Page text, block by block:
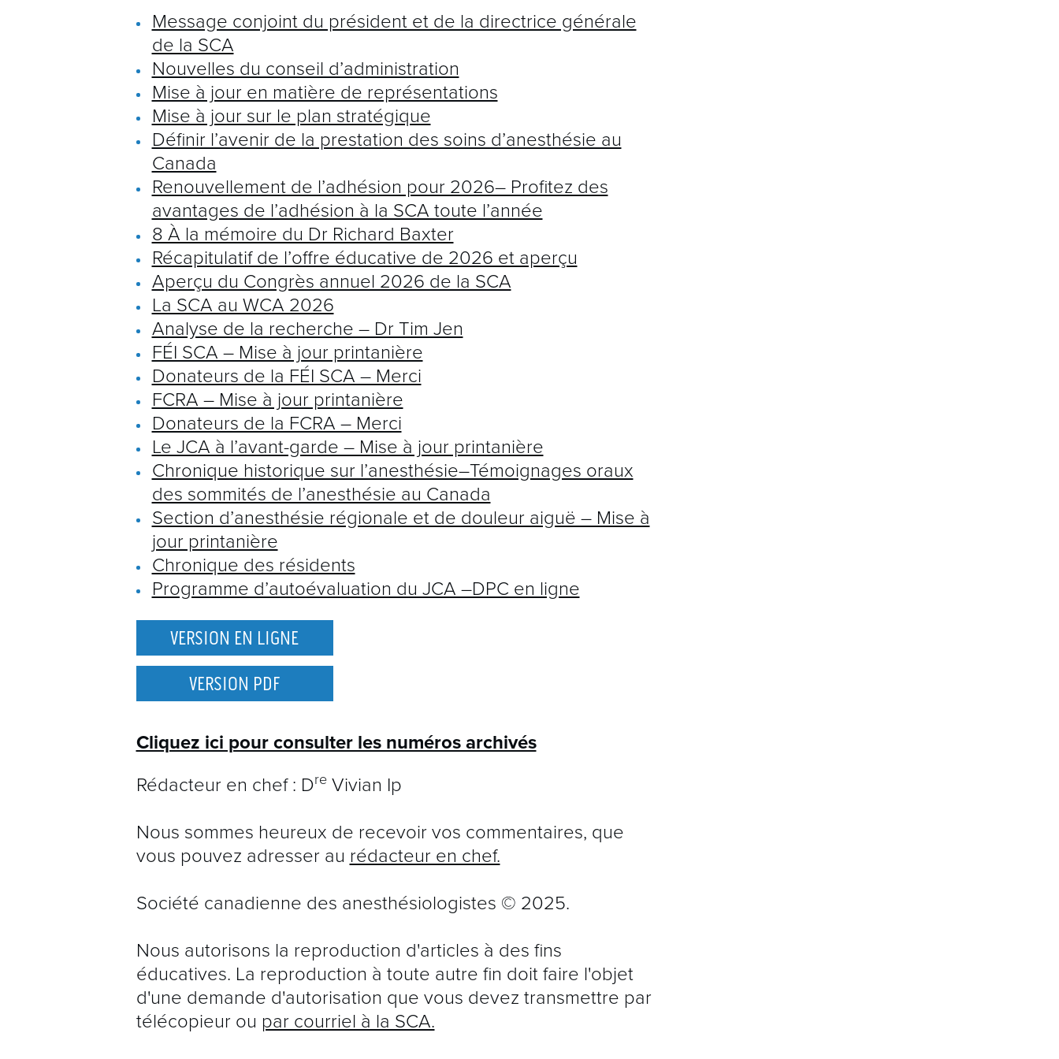
Message conjoint du président et de la directrice générale
de la SCA
Nouvelles du conseil d’administration
Mise à jour en matière de représentations
Mise à jour sur le plan stratégique
Définir l’avenir de la prestation des soins d’anesthésie au
Canada
Renouvellement de l’adhésion pour 2026– Profitez des
avantages de l’adhésion à la SCA toute l’année
8 À la mémoire du Dr Richard Baxter
Récapitulatif de l’offre éducative de 2026 et aperçu
Aperçu du Congrès annuel 2026 de la SCA
La SCA au WCA 2026
Analyse de la recherche – Dr Tim Jen
FÉI SCA – Mise à jour printanière
Donateurs de la FÉI SCA – Merci
FCRA – Mise à jour printanière
Donateurs de la FCRA – Merci
Le JCA à l’avant-garde – Mise à jour printanière
Chronique historique sur l’anesthésie–Témoignages oraux
des sommités de l’anesthésie au Canada
Section d’anesthésie régionale et de douleur aiguë – Mise à
jour printanière
Chronique des résidents
Programme d’autoévaluation du JCA –DPC en ligne
VERSION EN LIGNE
VERSION PDF
Cliquez ici pour consulter les numéros archivés
Rédacteur en chef : DreVivian Ip
Nous sommes heureux de recevoir vos commentaires, que
vous pouvez adresser au rédacteur en chef.
Société canadienne des anesthésiologistes © 2025.
Nous autorisons la reproduction d'articles à des fins
éducatives. La reproduction à toute autre fin doit faire l'objet
d'une demande d'autorisation que vous devez transmettre par
télécopieur ou par courriel à la SCA.